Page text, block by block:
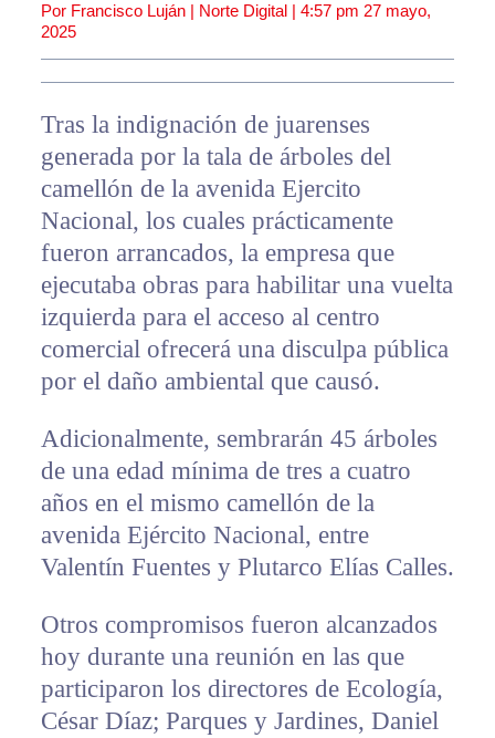
Por Francisco Luján | Norte Digital | 4:57 pm 27 mayo,
2025
Tras la indignación de juarenses
generada por la tala de árboles del
camellón de la avenida Ejercito
Nacional, los cuales prácticamente
fueron arrancados, la empresa que
ejecutaba obras para habilitar una vuelta
izquierda para el acceso al centro
comercial ofrecerá una disculpa pública
por el daño ambiental que causó.
Adicionalmente, sembrarán 45 árboles
de una edad mínima de tres a cuatro
años en el mismo camellón de la
avenida Ejército Nacional, entre
Valentín Fuentes y Plutarco Elías Calles.
Otros compromisos fueron alcanzados
hoy durante una reunión en las que
participaron los directores de Ecología,
César Díaz; Parques y Jardines, Daniel